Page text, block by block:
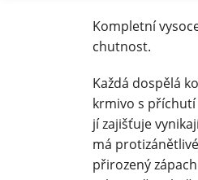
Kompletní
chutnost.
Každá dospělá
krmivo s
jí zajišťuje
má
přirozený